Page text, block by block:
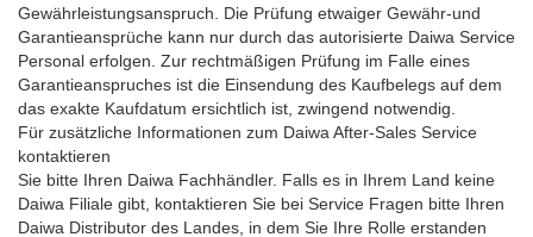
Gewährleistungsanspruch. Die Prüfung etwaiger Gewähr-und
Garantieansprüche kann nur durch das autorisierte Daiwa Service
Personal erfolgen. Zur rechtmäßigen Prüfung im Falle eines
Garantieanspruches ist die Einsendung des Kaufbelegs auf dem
das exakte Kaufdatum ersichtlich ist, zwingend notwendig.
Für zusätzliche Informationen zum Daiwa After-Sales Service
kontaktieren
Sie bitte Ihren Daiwa Fachhändler. Falls es in Ihrem Land keine
Daiwa Filiale gibt, kontaktieren Sie bei Service Fragen bitte Ihren
Daiwa Distributor des Landes, in dem Sie Ihre Rolle erstanden